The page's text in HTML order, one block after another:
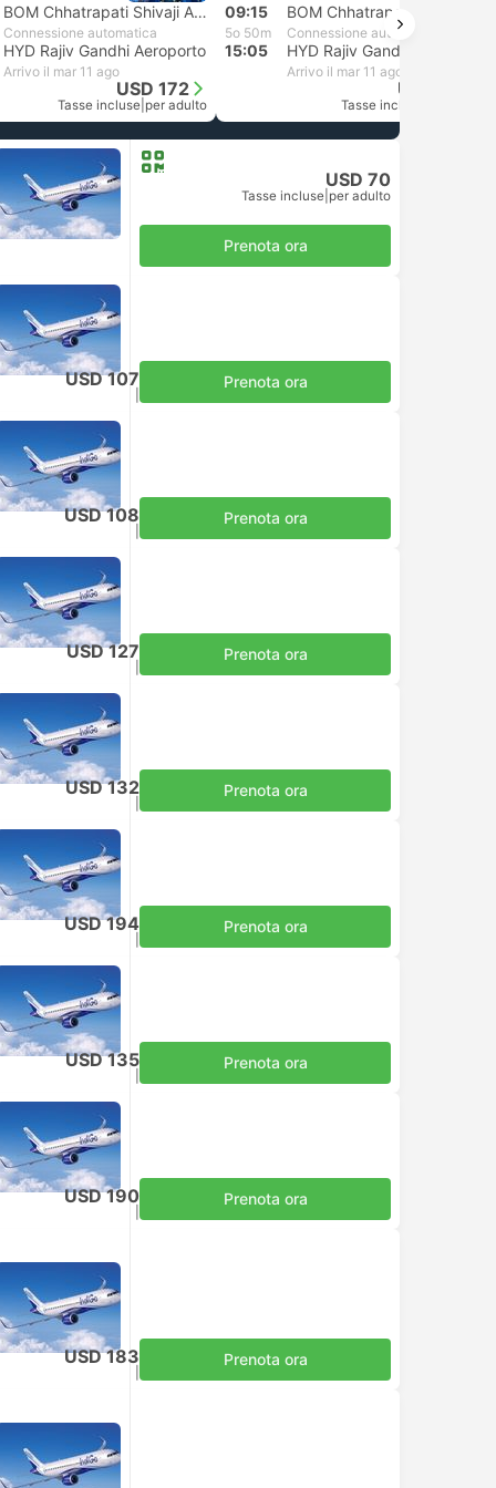
BOM Chhatrapati Shivaji Aeroporto
Connessione automatica
HYD Rajiv Gandhi Aeroporto
Arrivo il mar 11 ago
USD 172
Tasse incluse per adulto
09:15
5o 50m Connessione automatica
15:05 HYD Rajiv Gandhi Aeroporto
Arrivo il mar 11 ago
USD 109
Tasse incluse
USD 70
Tasse incluse per adulto
Prenota ora
USD 107 Prenota ora
USD 108 Prenota ora
USD 127 Prenota ora
USD 132 Prenota ora
USD 194 Prenota ora
USD 135 Prenota ora
USD 190 Prenota ora
USD 183 Prenota ora